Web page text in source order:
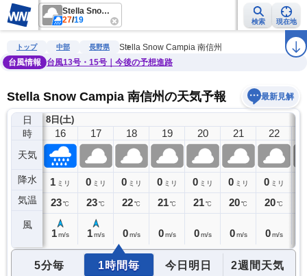
Stella Snow Campia 南信州
27/19 検索 現在地
雨雲レーダー 台風情報 地震情報 警報・注意報 ラ
トップ 中部 長野県
Stella Snow Campia 南信州
台風情報
台風13号・15号｜今後の予想進路
Stella Snow Campia 南信州の天気予報 最新見解
日
時
天気
降水
気温
風
8日(土)
15
1ミリ
24℃
16
1 ミリ
23℃
1 m/s
17
0 ミリ
23℃
1 m/s
18
0 ミリ
22℃
0 m/s
19
0 ミリ
21℃
0 m/s
20
0 ミリ
21℃
0 m/s
21
0 ミリ
20℃
0 m/s
22
0 ミリ
20℃
0 m/s
5分毎 1時間毎 今日明日 2週間天気